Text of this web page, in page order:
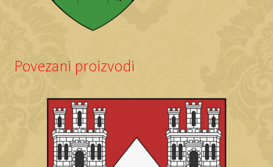
Povezani proizvodi